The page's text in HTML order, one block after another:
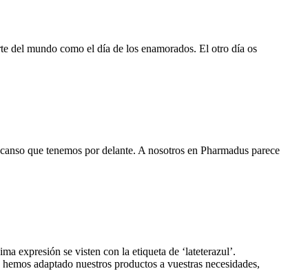
del mundo como el día de los enamorados. El otro día os
que tenemos por delante. A nosotros en Pharmadus parece
expresión se visten con la etiqueta de ‘lateterazul’.
adaptado nuestros productos a vuestras necesidades,